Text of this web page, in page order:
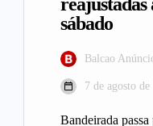
sábado
Balcao
7 de agosto
Bandeirada